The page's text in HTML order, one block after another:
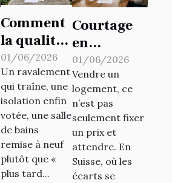
Comment
la qualité
d’un
quartier
façonne
les projets
de travaux
des
riverains
01/06/2026
Un ravalement
qui traîne, une
isolation enfin
votée, une salle
de bains
remise à neuf
plutôt que «
plus tard...
Courtage
en
immobilier
: la valeur
cachée
d’un
réseau lors
de la vente
01/06/2026
Vendre un
logement, ce
n’est pas
seulement fixer
un prix et
attendre. En
Suisse, où les
écarts se